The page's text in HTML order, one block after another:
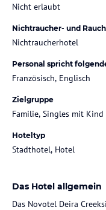
Nicht erlaubt
Nichtraucher- und
Nichtraucherhotel
Personal spricht
Französisch, Englisch
Zielgruppe
Familie, Singles mit Kind
Hoteltyp
Stadthotel, Hotel
Das Hotel allgemein
Das Novotel Deira